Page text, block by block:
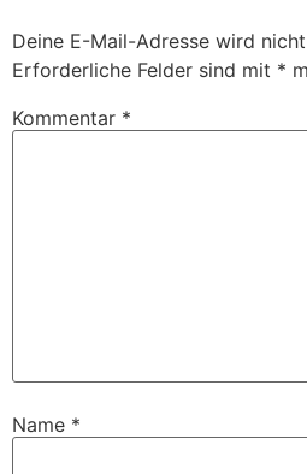
Deine E-Mail-Adresse wird
Erforderliche Felder sind mit *
Kommentar *
Name *